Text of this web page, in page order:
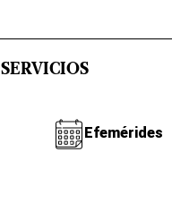
SERVICIOS
Efemérides